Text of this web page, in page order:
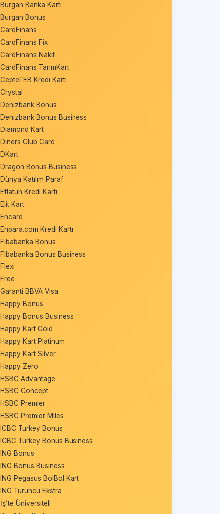
Burgan Banka Kartı
Burgan Bonus
CardFinans
CardFinans Fix
CardFinans Nakit
CardFinans TarımKart
CepteTEB Kredi Kartı
Crystal
Denizbank Bonus
Denizbank Bonus Business
Diamond Kart
Diners Club Card
DKart
Dragon Bonus Business
Dünya Katılım Paraf
Eflatun Kredi Kartı
Elit Kart
Encard
Enpara.com Kredi Kartı
Fibabanka Bonus
Fibabanka Bonus Business
Flexi
Free
Garanti BBVA Visa
Happy Bonus
Happy Bonus Business
Happy Kart Gold
Happy Kart Platinum
Happy Kart Silver
Happy Zero
HSBC Advantage
HSBC Concept
HSBC Premier
HSBC Premier Miles
ICBC Turkey Bonus
ICBC Turkey Bonus Business
ING Bonus
ING Bonus Business
ING Pegasus BolBol Kart
ING Turuncu Ekstra
İş’te Üniversiteli